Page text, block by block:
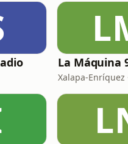
La Máquina
Xalapa-Enríquez